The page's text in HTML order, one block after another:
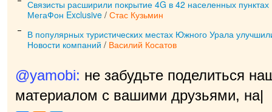
Связисты расширили покрытие 4G в 42 населенных пунктах
МегаФон Exclusive / Стас Кузьмин
В популярных туристических местах Южного Урала
Новости компаний / Василий Косатов
@yamobi: не забудьте поделиться
материалом с вашими друзьями, нам